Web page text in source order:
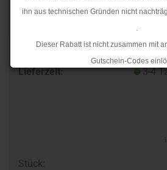
ihn aus technischen Gründen nicht
.
Dieser Rabatt ist nicht zusammen mit
Gutschein-Codes
.
Rückstaus kann es jedoch zu
Lieferzeit:
3-4
Stück: